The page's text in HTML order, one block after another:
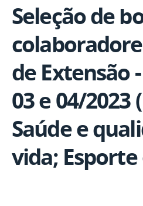
Seleção de
de Extensão
03 e 04/2023
Saúde e
vida;